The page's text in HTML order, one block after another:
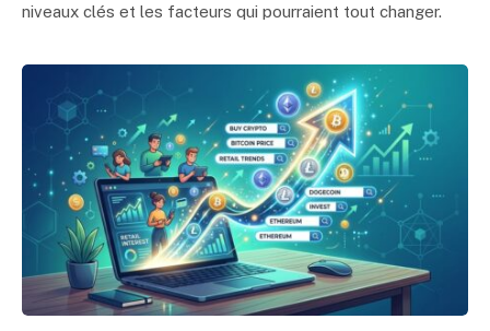
niveaux clés et les facteurs qui pourraient tout changer.